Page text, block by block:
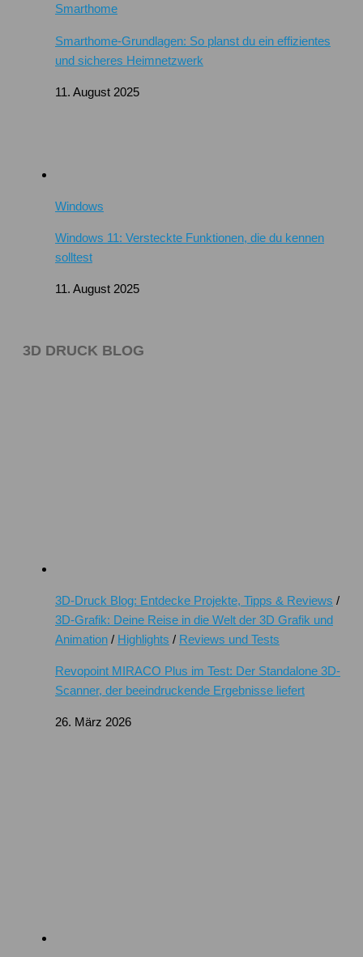
Smarthome
Smarthome-Grundlagen: So planst du ein effizientes
und sicheres Heimnetzwerk
11. August 2025
Windows
Windows 11: Versteckte Funktionen, die du kennen
solltest
11. August 2025
3D DRUCK BLOG
3D-Druck Blog: Entdecke Projekte, Tipps & Reviews /
3D-Grafik: Deine Reise in die Welt der 3D Grafik und
Animation / Highlights / Reviews und Tests
Revopoint MIRACO Plus im Test: Der Standalone 3D-
Scanner, der beeindruckende Ergebnisse liefert
26. März 2026